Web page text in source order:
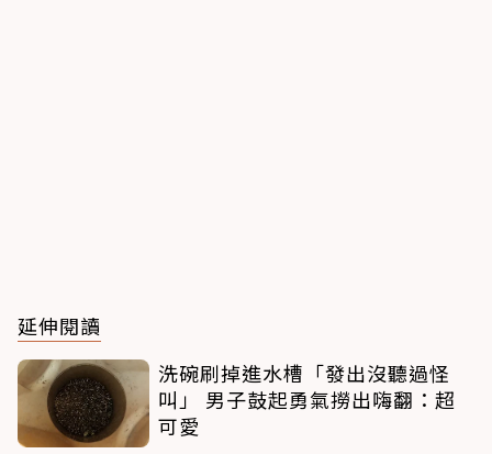
延伸閱讀
洗碗刷掉進水槽「發出沒聽過怪
叫」 男子鼓起勇氣撈出嗨翻：超
可愛